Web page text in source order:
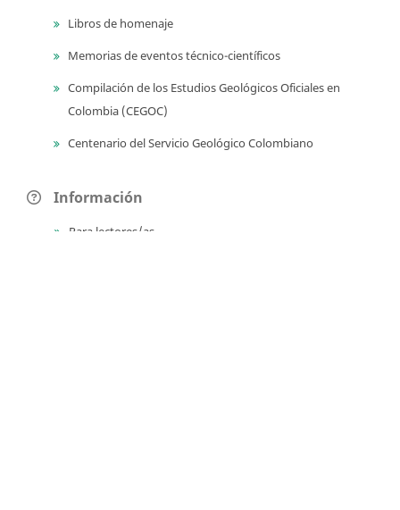
Libros de homenaje
Memorias de eventos técnico-científicos
Compilación de los Estudios Geológicos Oficiales en
Colombia (CEGOC)
Centenario del Servicio Geológico Colombiano
Información
Para lectores/as